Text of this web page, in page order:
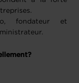
fondateur et